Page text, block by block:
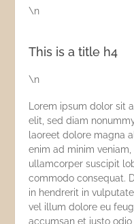
\n
This is a title h4
\n
Lorem ipsum dolor sit
elit, sed diam
laoreet dolore magna
enim ad minim
ullamcorper suscipit
commodo consequat.
in hendrerit in
vel illum dolore eu
accumsan et iusto